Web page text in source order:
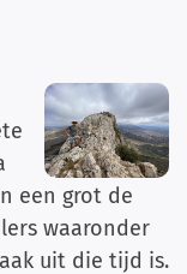
een grot de
waaronder
uit die tijd is.